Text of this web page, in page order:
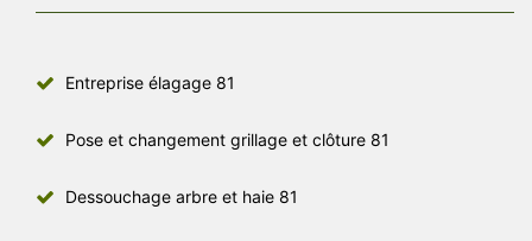
Entreprise élagage 81
Pose et changement grillage et clôture 81
Dessouchage arbre et haie 81